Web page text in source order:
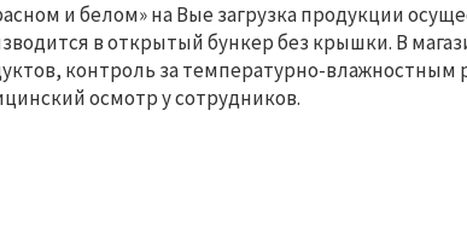
и белом» на Вые загрузка продукции
в открытый бункер без крышки. В
контроль за температурно-
осмотр у сотрудников.